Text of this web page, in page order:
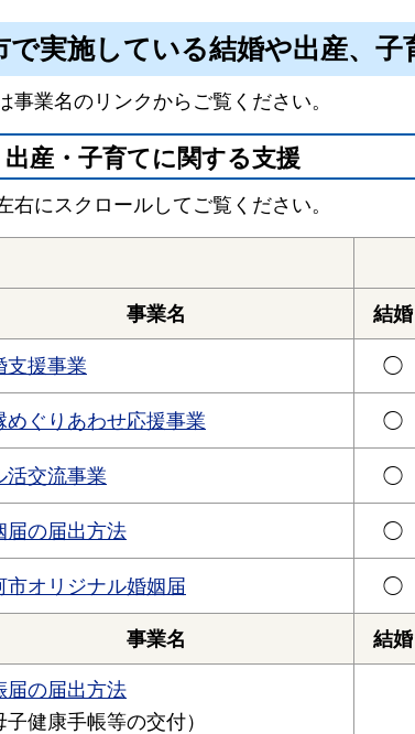
で実施している結婚や出産、子
事業名のリンクからご覧ください。
産・子育てに関する支援
右にスクロールしてご覧ください。
事業名 結婚
支援事業 ◯
めぐりあわせ応援事業 ◯
活交流事業 ◯
届の届出方法 ◯
市オリジナル婚姻届 ◯
事業名 結婚
届の届出方法
子健康手帳等の交付）